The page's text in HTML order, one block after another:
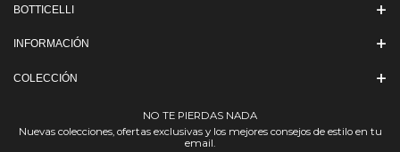
BOTTICELLI
INFORMACIÓN
COLECCIÓN
NO TE PIERDAS NADA
Nuevas colecciones, ofertas exclusivas y los mejores consejos de estilo en tu
email.